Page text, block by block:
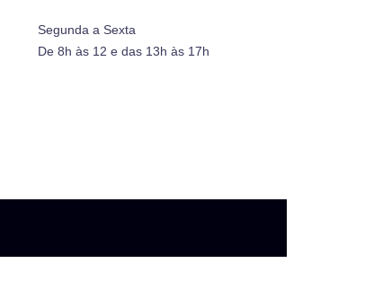
Segunda a Sexta
De 8h às 12 e das 13h às 17h